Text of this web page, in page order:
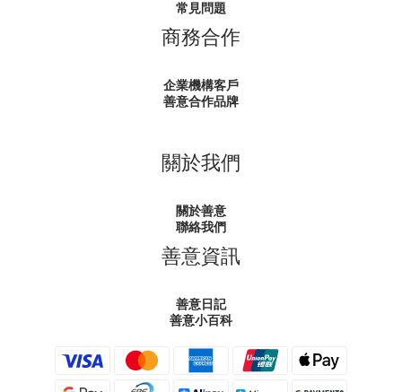
常見問題
商務合作
企業機構客戶
善意合作品牌
關於我們
關於善意
聯絡我們
善意資訊
善意日記
善意小百科